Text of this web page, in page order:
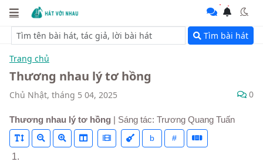
Tìm bài hát
Trang chủ
Thương nhau lý tơ hồng
Chủ Nhật, tháng 5 04, 2025 0
Thương nhau lý tơ hồng | Sáng tác: Trương Quang Tuấn
b #
1.